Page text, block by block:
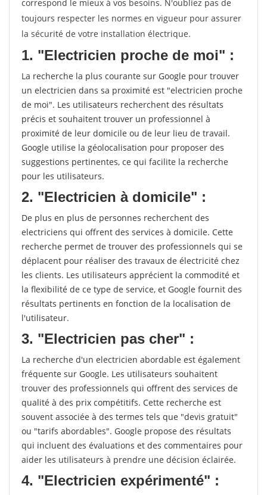
correspond le mieux à vos besoins. N'oubliez pas de
toujours respecter les normes en vigueur pour assurer
la sécurité de votre installation électrique.
1. "Electricien proche de moi" :
La recherche la plus courante sur Google pour trouver
un electricien dans sa proximité est "electricien proche
de moi". Les utilisateurs recherchent des résultats
précis et souhaitent trouver un professionnel à
proximité de leur domicile ou de leur lieu de travail.
Google utilise la géolocalisation pour proposer des
suggestions pertinentes, ce qui facilite la recherche
pour les utilisateurs.
2. "Electricien à domicile" :
De plus en plus de personnes recherchent des
electriciens qui offrent des services à domicile. Cette
recherche permet de trouver des professionnels qui se
déplacent pour réaliser des travaux de électricité chez
les clients. Les utilisateurs apprécient la commodité et
la flexibilité de ce type de service, et Google fournit des
résultats pertinents en fonction de la localisation de
l'utilisateur.
3. "Electricien pas cher" :
La recherche d'un electricien abordable est également
fréquente sur Google. Les utilisateurs souhaitent
trouver des professionnels qui offrent des services de
qualité à des prix compétitifs. Cette recherche est
souvent associée à des termes tels que "devis gratuit"
ou "tarifs abordables". Google propose des résultats
qui incluent des évaluations et des commentaires pour
aider les utilisateurs à prendre une décision éclairée.
4. "Electricien expérimenté" :